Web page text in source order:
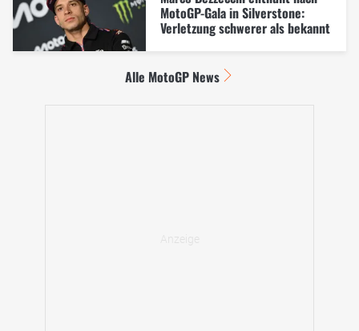
MotoGP-Gala in Silverstone:
Verletzung schwerer als bekannt
Alle MotoGP News